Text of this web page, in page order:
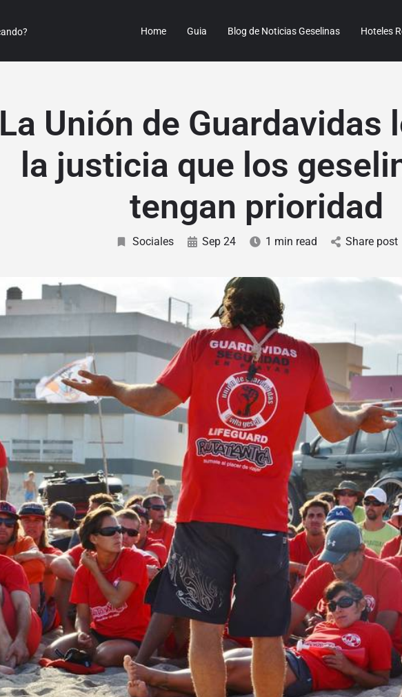
Home Guia Blog de Noticias Geselinas Hoteles
La Unión de Guardavidas
la justicia que los
tengan prioridad
Sociales Sep 24 1 min read Share post